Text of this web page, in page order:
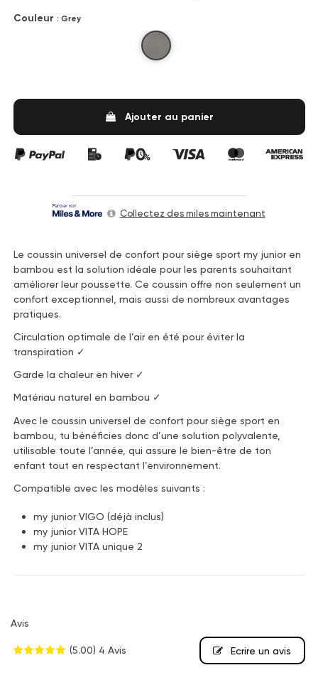
Couleur : Grey
Grey
Ajouter au panier
Collectez des miles maintenant
Le coussin universel de confort pour siège sport my junior en
bambou est la solution idéale pour les parents souhaitant
améliorer leur poussette. Ce coussin offre non seulement un
confort exceptionnel, mais aussi de nombreux avantages
pratiques.
Circulation optimale de l’air en été pour éviter la
transpiration ✓
Garde la chaleur en hiver ✓
Matériau naturel en bambou ✓
Avec le coussin universel de confort pour siège sport en
bambou, tu bénéficies donc d’une solution polyvalente,
utilisable toute l’année, qui assure le bien-être de ton
enfant tout en respectant l’environnement.
Compatible avec les modèles suivants :
my junior VIGO (déjà inclus)
my junior VITA HOPE
my junior VITA unique 2
Avis
(5.00) 4 Avis Ecrire un avis